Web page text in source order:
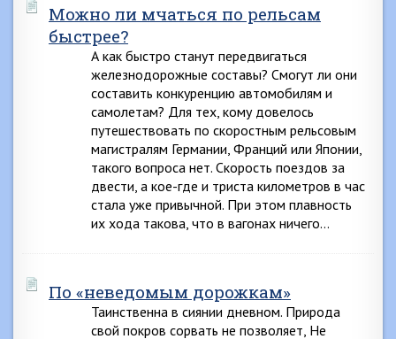
Можно ли мчаться по рельсам
быстрее?
А как быстро станут передвигаться
железнодорожные составы? Смогут ли они
составить конкуренцию автомобилям и
самолетам? Для тех, кому довелось
путешествовать по скоростным рельсовым
магистралям Германии, Франций или Японии,
такого вопроса нет. Скорость поездов за
двести, а кое-где и триста километров в час
стала уже привычной. При этом плавность
их хода такова, что в вагонах ничего…
По «неведомым дорожкам»
Таинственна в сиянии дневном. Природа
свой покров сорвать не позволяет, Не